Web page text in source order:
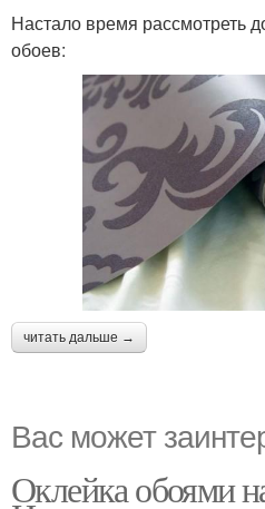
Настало время рассмотреть
обоев:
читать дальше →
Вас может
Оклейка обоями